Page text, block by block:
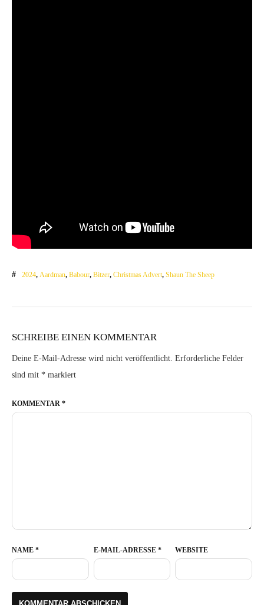
2024, Aardman, Babour, Bitzer, Christmas Advert, Shaun The Sheep
SCHREIBE EINEN KOMMENTAR
Deine E-Mail-Adresse wird nicht veröffentlicht. Erforderliche Felder
sind mit * markiert
KOMMENTAR *
NAME * E-MAIL-ADRESSE * WEBSITE